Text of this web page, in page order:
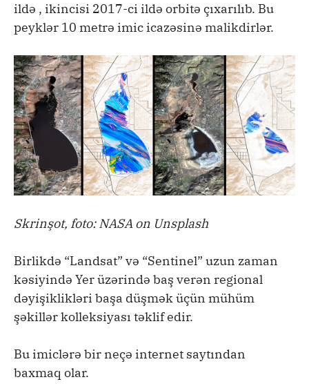
ildə , ikincisi 2017-ci ildə orbitə çıxarılıb. Bu
peyklər 10 metrə imic icazəsinə malikdirlər.
Skrinşot, foto: NASA on Unsplash
Birlikdə “Landsat” və “Sentinel” uzun zaman
kəsiyində Yer üzərində baş verən regional
dəyişiklikləri başa düşmək üçün mühüm
şəkillər kolleksiyası təklif edir.
Bu imiclərə bir neçə internet saytından
baxmaq olar.